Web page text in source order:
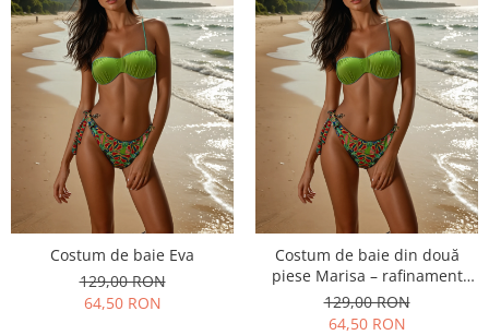
Costum de baie Eva
129,00 RON
64,50 RON
Costum de baie din două
piese Marisa – rafinament
modern și confort de vară
129,00 RON
64,50 RON